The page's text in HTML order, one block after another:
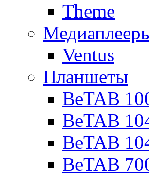
Theme
Ventus
Планшеты
BeTAB
BeTAB
BeTAB
BeTAB